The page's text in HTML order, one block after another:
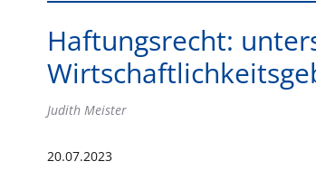
Haftungsrecht:
Judith Meister
20.07.2023